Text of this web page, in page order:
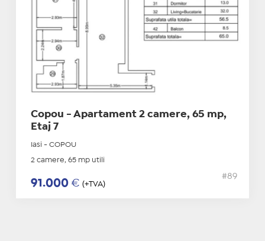
Copou - Apartament 2 camere, 65 mp,
Etaj 7
Iasi - COPOU
2 camere, 65 mp utili
91.000 € (+TVA)
#89